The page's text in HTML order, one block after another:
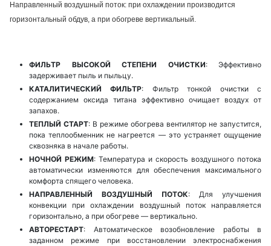
Направленный воздушный поток: при охлаждении производится
горизонтальный обдув, а при обогреве вертикальный.
ФИЛЬТР ВЫСОКОЙ СТЕПЕНИ ОЧИСТКИ: Эффективно
задерживает пыль и пыльцу.
КАТАЛИТИЧЕСКИЙ ФИЛЬТР: Фильтр тонкой очистки с
содержанием оксида титана эффективно очищает воздух от
запахов.
ТЕПЛЫЙ СТАРТ: В режиме обогрева вентилятор не запустится,
пока теплообменник не нагреется — это устраняет ощущение
сквозняка в начале работы.
НОЧНОЙ РЕЖИМ: Температура и скорость воздушного потока
автоматически изменяются для обеспечения максимального
комфорта спящего человека.
НАПРАВЛЕННЫЙ ВОЗДУШНЫЙ ПОТОК: Для улучшения
конвекции при охлаждении воздушный поток направляется
горизонтально, а при обогреве — вертикально.
АВТОРЕСТАРТ: Автоматическое возобновление работы в
заданном режиме при восстановлении электроснабжения